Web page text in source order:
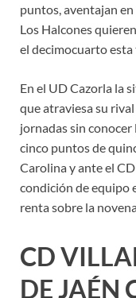
puntos, aventajan
Los Halcones
el decimocuarto esta
En el UD Cazorla la
que atraviesa su
jornadas sin
cinco puntos de
Carolina y ante el
condición de equipo
renta sobre la
CD
DE JAÉN